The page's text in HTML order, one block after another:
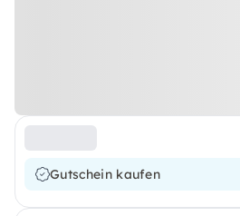
Gutschein kaufen